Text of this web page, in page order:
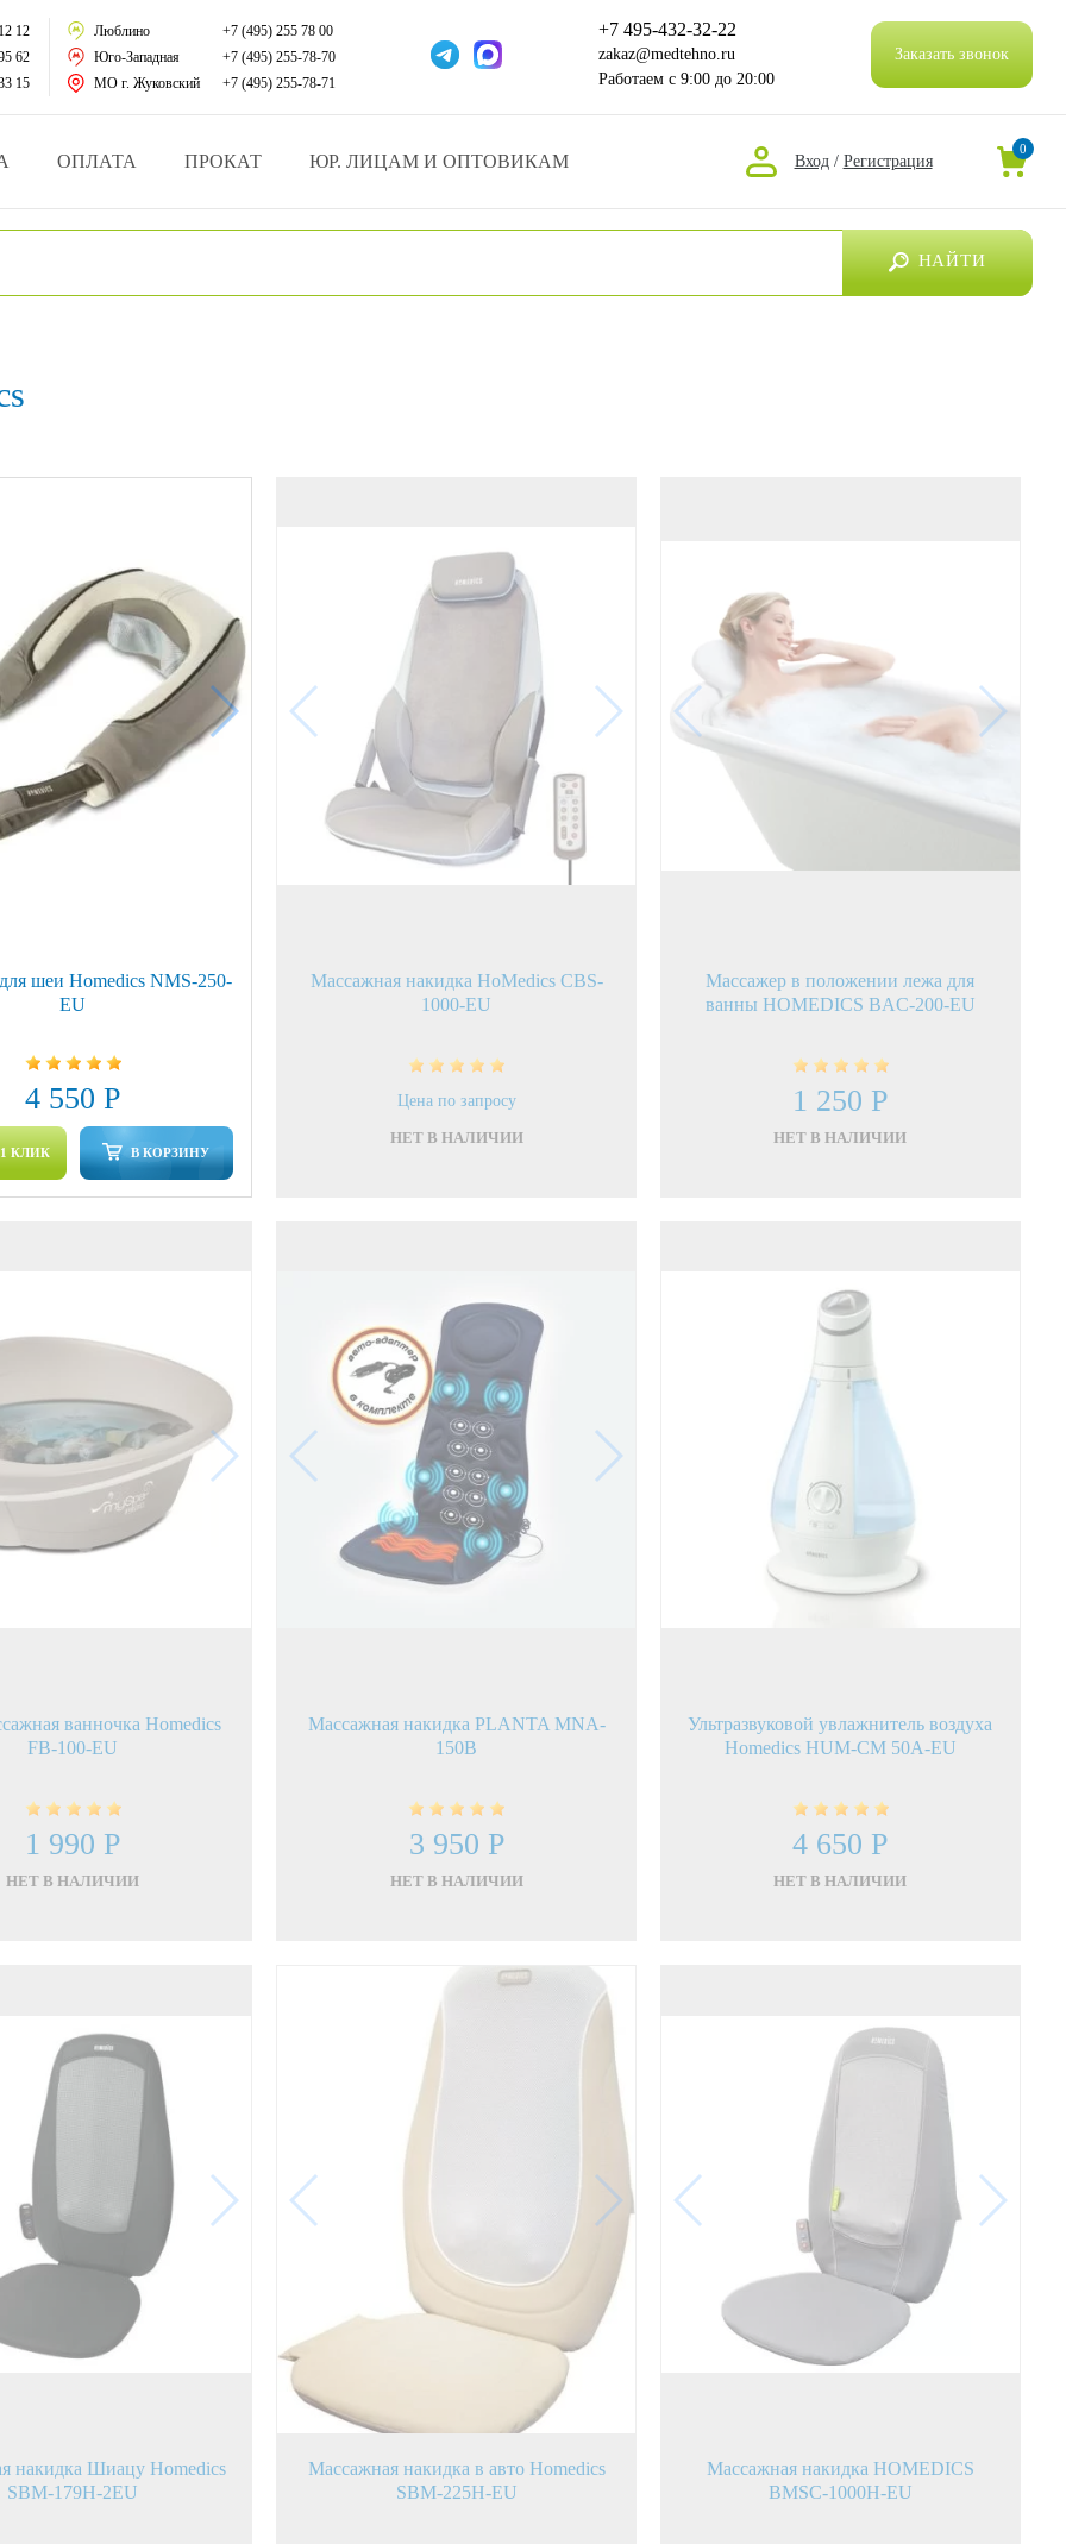
за больными
и мед.учреждений
техники
12
62
15
Люблино
+7 (495) 255 78 00
Юго-Западная
+7 (495) 255-78-70
МО г. Жуковский
+7 (495) 255-78-71
+7 495-432-32-22
zakaz@medtehno.ru
Работаем с 9:00 до 20:00
Заказать звонок
ОПЛАТА ПРОКАТ ЮР. ЛИЦАМ И ОПТОВИКАМ Вход / Регистрация
0
НАЙТИ
шеи Homedics NMS-250-
EU
4 550 Р
КЛИК В КОРЗИНУ
Массажная накидка HoMedics CBS-
1000-EU
Цена по запросу
НЕТ В НАЛИЧИИ
Массажер в положении лежа для
ванны HOMEDICS BAC-200-EU
1 250 Р
НЕТ В НАЛИЧИИ
ванночка Homedics
FB-100-EU
1 990 Р
НЕТ В НАЛИЧИИ
Массажная накидка PLANTA MNA-
150B
3 950 Р
НЕТ В НАЛИЧИИ
Ультразвуковой увлажнитель воздуха
Homedics HUM-CM 50A-EU
4 650 Р
НЕТ В НАЛИЧИИ
накидка Шиацу Homedics
SBM-179H-2EU
Массажная накидка в авто Homedics
SBM-225H-EU
Массажная накидка HOMEDICS
BMSC-1000H-EU